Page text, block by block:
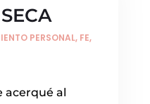
PERSONAL, FE,
acerqué al